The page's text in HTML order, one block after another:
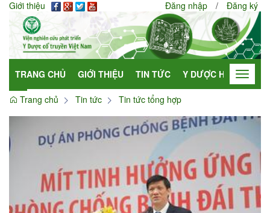
Giới thiệu Đăng nhập / Đăng ký
TRANG CHỦ GIỚI THIỆU TIN TỨC Y DƯỢC HỌC Toggle
Trang chủ
Tin tức Tin tức tổng hợp